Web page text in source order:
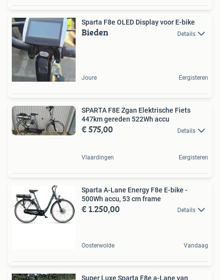
Sparta F8e OLED Display voor E-bike
Bieden Details
Joure Eergisteren
SPARTA F8E Zgan Elektrische Fiets
447km gereden 522Wh accu
€ 575,00 Details
Vlaardingen Eergisteren
Sparta A-Lane Energy F8e E-bike -
500Wh accu, 53 cm frame
€ 1.250,00 Details
Oosterwolde Vandaag
Super Luxe Sparta F8e a-Lane van